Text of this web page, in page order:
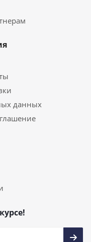
данных